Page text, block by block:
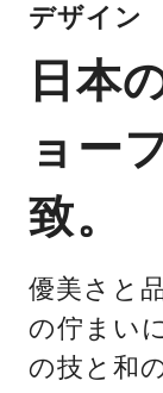
デザイン
日本
ョー
致。
優美さと
の佇まい
の技と和